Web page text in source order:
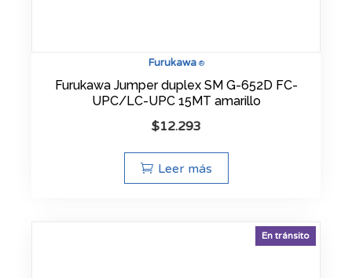
Furukawa®
Furukawa Jumper duplex SM G-652D FC-
UPC/LC-UPC 15MT amarillo
$12.293
Leer más
En tránsito